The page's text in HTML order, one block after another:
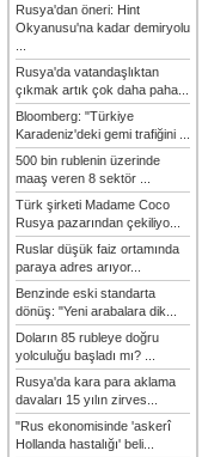
Rusya'dan öneri: Hint
Okyanusu'na kadar demiryolu
Rusya'da vatandaşlıktan
çıkmak artık çok daha paha...
Bloomberg: "Türkiye
Karadeniz'deki gemi trafiğini ...
500 bin rublenin üzerinde
maaş veren 8 sektör ...
Türk şirketi Madame Coco
Rusya pazarından çekiliyo...
Ruslar düşük faiz ortamında
paraya adres arıyor...
Benzinde eski standarta
dönüş: "Yeni arabalara dik...
Doların 85 rubleye doğru
yolculuğu başladı mı? ...
Rusya'da kara para aklama
davaları 15 yılın zirves...
"Rus ekonomisinde 'askerî
Hollanda hastalığı' beli...